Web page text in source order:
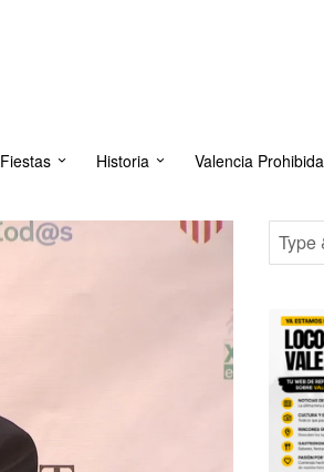
Fiestas Historia Valencia Prohibida